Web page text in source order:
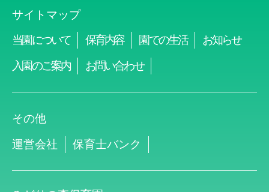
サイトマップ
当園について 保育内容 園での生活 お知らせ
入園のご案内 お問い合わせ
その他
運営会社 保育士バンク